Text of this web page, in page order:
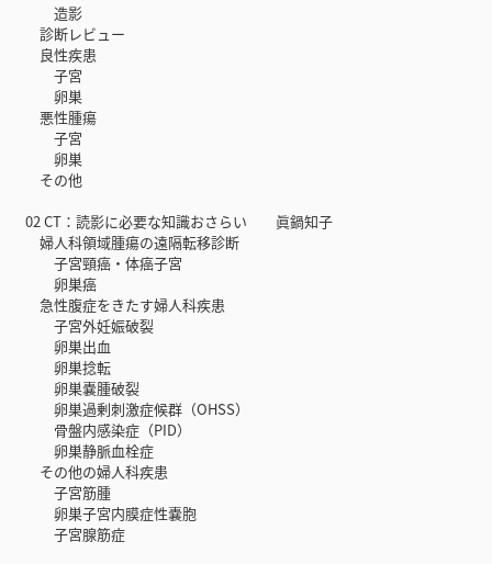
造影
診断レビュー
良性疾患
子宮
卵巣
悪性腫瘍
子宮
卵巣
その他
02 CT：読影に必要な知識おさらい 眞鍋知子
婦人科領域腫瘍の遠隔転移診断
子宮頸癌・体癌子宮
卵巣癌
急性腹症をきたす婦人科疾患
子宮外妊娠破裂
卵巣出血
卵巣捻転
卵巣嚢腫破裂
卵巣過剰刺激症候群（OHSS）
骨盤内感染症（PID）
卵巣静脈血栓症
その他の婦人科疾患
子宮筋腫
卵巣子宮内膜症性嚢胞
子宮腺筋症